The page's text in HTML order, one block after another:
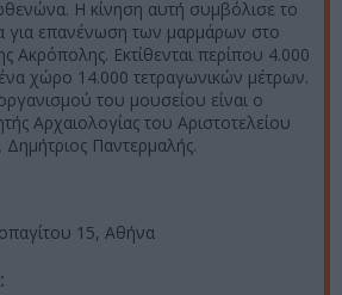
Η κίνηση αυτή συμβόλισε το
για επανένωση των μαρμάρων στο
Ακρόπολης. Εκτίθενται περίπου 4.000
ένα χώρο 14.000 τετραγωνικών μέτρων.
του μουσείου είναι ο
Αρχαιολογίας του Αριστοτελείου
Δημήτριος Παντερμαλής.
15, Αθήνα